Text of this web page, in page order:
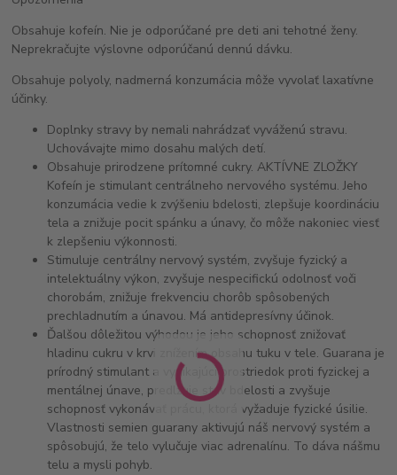
Obsahuje kofeín. Nie je odporúčané pre deti ani tehotné ženy.
Neprekračujte výslovne odporúčanú dennú dávku.
Obsahuje polyoly, nadmerná konzumácia môže vyvolať laxatívne
účinky.
Doplnky stravy by nemali nahrádzať vyváženú stravu.
Uchovávajte mimo dosahu malých detí.
Obsahuje prirodzene prítomné cukry. AKTÍVNE ZLOŽKY
Kofeín je stimulant centrálneho nervového systému. Jeho
konzumácia vedie k zvýšeniu bdelosti, zlepšuje koordináciu
tela a znižuje pocit spánku a únavy, čo môže nakoniec viesť
k zlepšeniu výkonnosti.
Stimuluje centrálny nervový systém, zvyšuje fyzický a
intelektuálny výkon, zvyšuje nespecifickú odolnosť voči
chorobám, znižuje frekvenciu chorôb spôsobených
prechladnutím a únavou. Má antidepresívny účinok.
Ďalšou dôležitou výhodou je jeho schopnosť znižovať
hladinu cukru v krvi znížením obsahu tuku v tele. Guarana je
prírodný stimulant a vynikajúci prostriedok proti fyzickej a
mentálnej únave, predlžuje stav bdelosti a zvyšuje
schopnosť vykonávať prácu, ktorá vyžaduje fyzické úsilie.
Vlastnosti semien guarany aktivujú náš nervový systém a
spôsobujú, že telo vylučuje viac adrenalínu. To dáva nášmu
telu a mysli pohyb.